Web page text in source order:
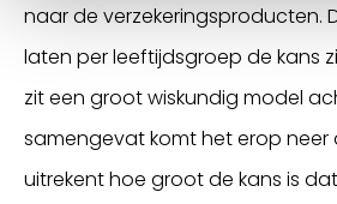
naar de verzekeringsproducten.
laten per leeftijdsgroep de kans
zit een groot wiskundig model
samengevat komt het erop neer
uitrekent hoe groot de kans is